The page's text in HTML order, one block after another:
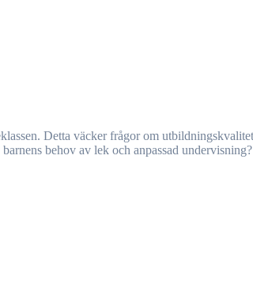
behov av lek och anpassad undervisning?